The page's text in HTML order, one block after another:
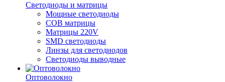
Светодиоды и матрицы
Мощные светодиоды
COB матрицы
Матрицы 220V
SMD светодиоды
Линзы для светодиодов
Светодиоды выводные
Оптоволокно